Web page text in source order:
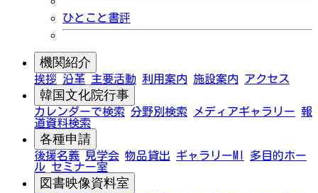
ひとこと書評
機関紹介
挨拶 沿革 主要活動 利用案内 施設案内 アクセス
韓国文化院行事
カレンダーで検索 分野別検索 メディアギャラリー 報
道資料検索
各種申請
後援名義 見学会 物品貸出 ギャラリーMI
多目的ホー
ル セミナー室
図書映像資料室